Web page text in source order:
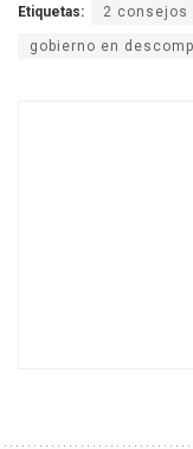
Etiquetas: 2 consejos
gobierno en